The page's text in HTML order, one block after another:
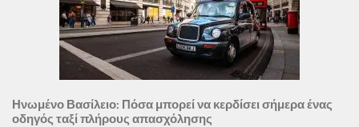
Ηνωμένο Βασίλειο: Πόσα μπορεί να κερδίσει σήμερα ένας
οδηγός ταξί πλήρους απασχόλησης